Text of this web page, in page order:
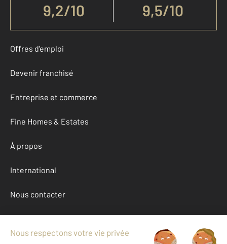
9,2/10 9,5/10
Offres d'emploi
Devenir franchisé
Entreprise et commerce
Fine Homes & Estates
À propos
International
Nous contacter
Mentions légales & CGU et Barèmes d'honoraires